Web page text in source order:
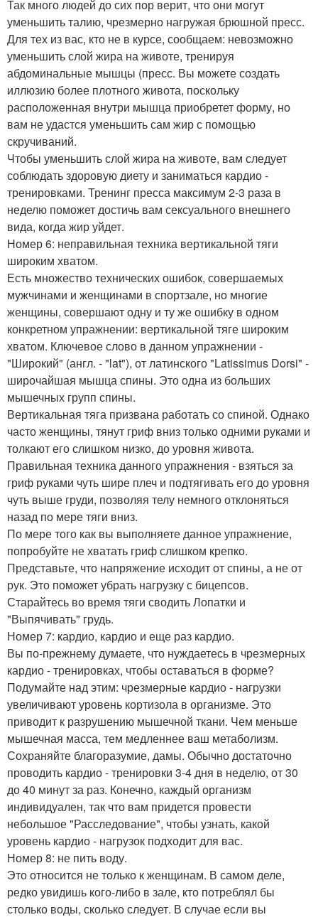
Так много людей до сих пор верит, что они могут
уменьшить талию, чрезмерно нагружая брюшной пресс.
Для тех из вас, кто не в курсе, сообщаем: невозможно
уменьшить слой жира на животе, тренируя
абдоминальные мышцы (пресс. Вы можете создать
иллюзию более плотного живота, поскольку
расположенная внутри мышца приобретет форму, но
вам не удастся уменьшить сам жир с помощью
скручиваний.
Чтобы уменьшить слой жира на животе, вам следует
соблюдать здоровую диету и заниматься кардио -
тренировками. Тренинг пресса максимум 2-3 раза в
неделю поможет достичь вам сексуального внешнего
вида, когда жир уйдет.
Номер 6: неправильная техника вертикальной тяги
широким хватом.
Есть множество технических ошибок, совершаемых
мужчинами и женщинами в спортзале, но многие
женщины, совершают одну и ту же ошибку в одном
конкретном упражнении: вертикальной тяге широким
хватом. Ключевое слово в данном упражнении -
"Широкий" (англ. - "lat"), от латинского "Latissimus Dorsi" -
широчайшая мышца спины. Это одна из больших
мышечных групп спины.
Вертикальная тяга призвана работать со спиной. Однако
часто женщины, тянут гриф вниз только одними руками и
толкают его слишком низко, до уровня живота.
Правильная техника данного упражнения - взяться за
гриф руками чуть шире плеч и подтягивать его до уровня
чуть выше груди, позволяя телу немного отклоняться
назад по мере тяги вниз.
По мере того как вы выполняете данное упражнение,
попробуйте не хватать гриф слишком крепко.
Представьте, что напряжение исходит от спины, а не от
рук. Это поможет убрать нагрузку с бицепсов.
Старайтесь во время тяги сводить Лопатки и
"Выпячивать" грудь.
Номер 7: кардио, кардио и еще раз кардио.
Вы по-прежнему думаете, что нуждаетесь в чрезмерных
кардио - тренировках, чтобы оставаться в форме?
Подумайте над этим: чрезмерные кардио - нагрузки
увеличивают уровень кортизола в организме. Это
приводит к разрушению мышечной ткани. Чем меньше
мышечная масса, тем медленнее ваш метаболизм.
Сохраняйте благоразумие, дамы. Обычно достаточно
проводить кардио - тренировки 3-4 дня в неделю, от 30
до 40 минут за раз. Конечно, каждый организм
индивидуален, так что вам придется провести
небольшое "Расследование", чтобы узнать, какой
уровень кардио - нагрузок подходит для вас.
Номер 8: не пить воду.
Это относится не только к женщинам. В самом деле,
редко увидишь кого-либо в зале, кто потреблял бы
столько воды, сколько следует. В случае если вы